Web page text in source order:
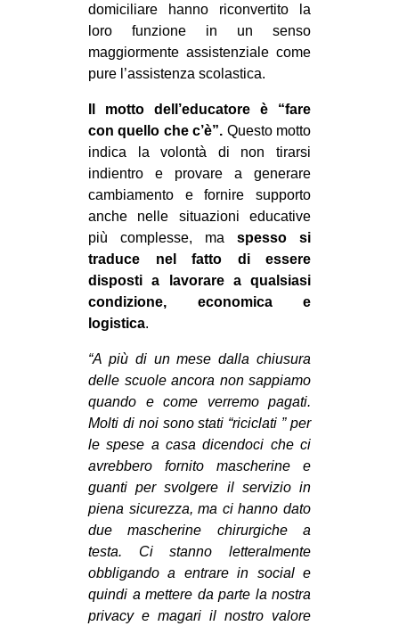
RECENSIONI
INTERNAZIONALE
AFRICA
AMERICHE
ESTREMO ORIENTE
EUROPA
MEDIO ORIENTE
MONDO
in
tw
bsky
ms
SEARCH
domiciliare hanno riconvertito la
loro funzione in un senso
maggiormente assistenziale come
pure l’assistenza scolastica.
Il motto dell’educatore è “fare
con quello che c’è”. Questo motto
indica la volontà di non tirarsi
indientro e provare a generare
cambiamento e fornire supporto
anche nelle situazioni educative
più complesse, ma spesso si
traduce nel fatto di essere
disposti a lavorare a qualsiasi
condizione, economica e
logistica.
“A più di un mese dalla chiusura
delle scuole ancora non sappiamo
quando e come verremo pagati.
Molti di noi sono stati “riciclati ” per
le spese a casa dicendoci che ci
avrebbero fornito mascherine e
guanti per svolgere il servizio in
piena sicurezza, ma ci hanno dato
due mascherine chirurgiche a
testa. Ci stanno letteralmente
obbligando a entrare in social e
quindi a mettere da parte la nostra
privacy e magari il nostro valore